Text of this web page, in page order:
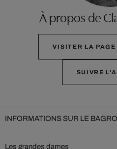
À propos de
VISITER LA
SUIVRE
INFORMATIONS SUR LE
Les grandes dames